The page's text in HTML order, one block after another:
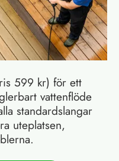
599 kr) för ett
vattenflöde
standardslangar
uteplatsen,